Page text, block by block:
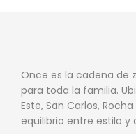
Once es la cadena de
para toda la familia.
Este, San Carlos,
equilibrio entre estilo y